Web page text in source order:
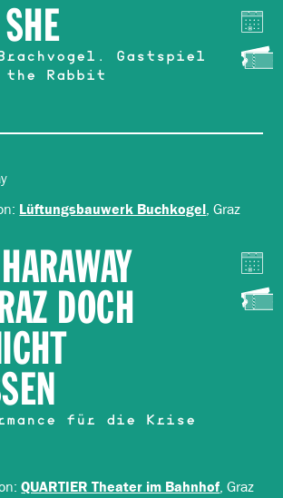
Gastspiel
the Rabbit
Lüftungsbauwerk Buchkogel, Graz
DOCH
für die Krise
QUARTIER Theater im Bahnhof, Graz